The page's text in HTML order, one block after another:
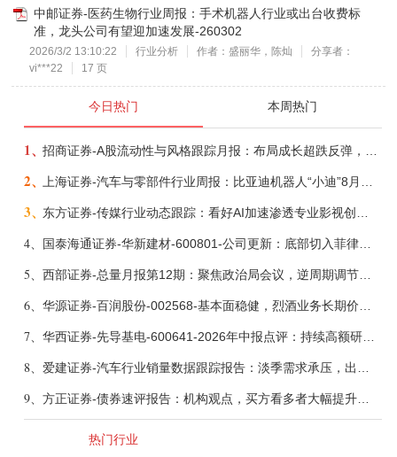
中邮证券-医药生物行业周报：手术机器人行业或出台收费标
准，龙头公司有望迎加速发展-260302
2026/3/2 13:10:22 行业分析 作者：盛丽华，陈灿
分享者：
vi***22
17 页
今日热门 本周热门
1、
2、
3、
4、 国泰海通证券-华新建材-600801-公司更新：底部切入菲律宾市场，出海进程加快-260805
5、 西部证券-总量月报第12期：聚焦政治局会议，逆周期调节加力，增量政策可期-260806
6、
7、 华西证券-先导基电-600641-2026年中报点评：持续高额研发投入，离子注入机、半导体材料加速突破-260802
8、
9、 方正证券-债券速评报告：机构观点，买方看多者大幅提升至六成-260805
热门行业